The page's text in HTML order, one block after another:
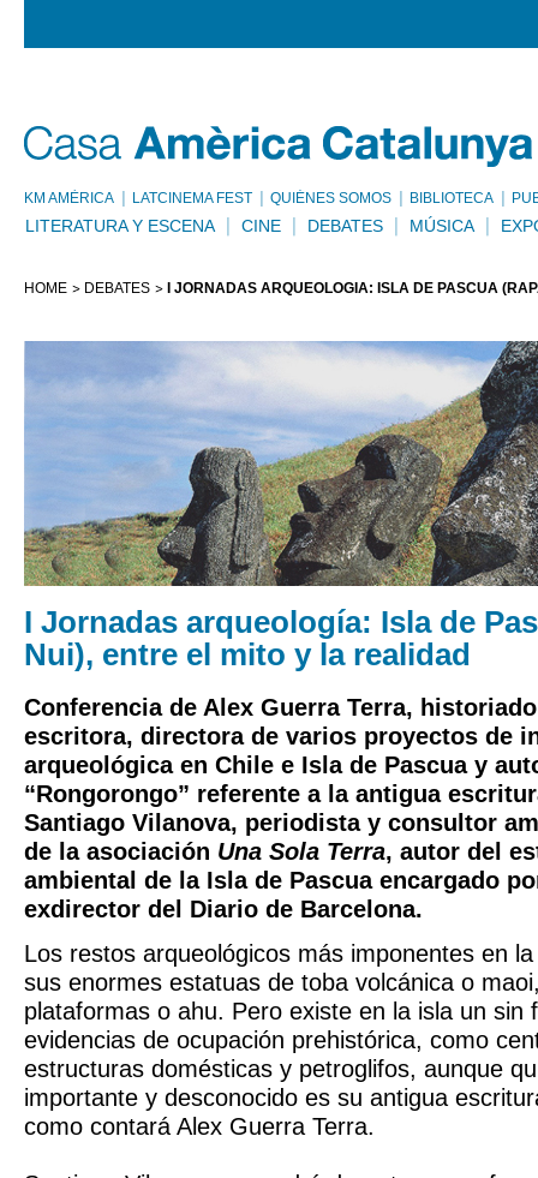
KM AMÈRICA LATCINEMA FEST QUIÉNES SOMOS BIBLIOTECA
LITERATURA Y ESCENA CINE DEBATES MÚSICA
HOME DEBATES I JORNADAS ARQUEOLOGÍA: ISLA DE PASCUA
I Jornadas arqueología: Isla de
Nui), entre el mito y la realidad
Conferencia de Alex Guerra Terra,
escritora, directora de varios proyectos de
arqueológica en Chile e Isla de Pascua y
“Rongorongo” referente a la antigua
Santiago Vilanova, periodista y consultor
de la asociación Una Sola Terra, autor del
ambiental de la Isla de Pascua encargado
exdirector del Diario de Barcelona.
Los restos arqueológicos más imponentes en
sus enormes estatuas de toba volcánica o
plataformas o ahu. Pero existe en la isla un sin
evidencias de ocupación prehistórica, como
estructuras domésticas y petroglifos, aunque
importante y desconocido es su antigua
como contará Alex Guerra Terra.